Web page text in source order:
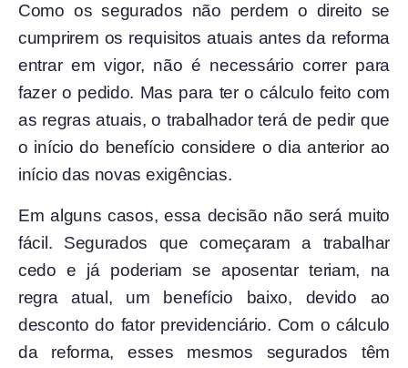
Como os segurados não perdem o direito se
cumprirem os requisitos atuais antes da reforma
entrar em vigor, não é necessário correr para
fazer o pedido. Mas para ter o cálculo feito com
as regras atuais, o trabalhador terá de pedir que
o início do benefício considere o dia anterior ao
início das novas exigências.
Em alguns casos, essa decisão não será muito
fácil. Segurados que começaram a trabalhar
cedo e já poderiam se aposentar teriam, na
regra atual, um benefício baixo, devido ao
desconto do fator previdenciário. Com o cálculo
da reforma, esses mesmos segurados têm